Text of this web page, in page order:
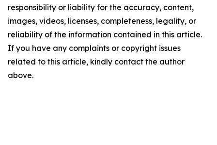
responsibility or liability for the accuracy, content,
images, videos, licenses, completeness, legality, or
reliability of the information contained in this article.
If you have any complaints or copyright issues
related to this article, kindly contact the author
above.